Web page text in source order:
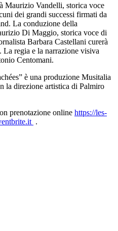
Maurizio Vandelli, storica voce
dei grandi successi firmati da
La conduzione della
Di Maggio, storica voce di
Barbara Castellani curerà
regia e la narrazione visiva
Centomani.
è una produzione Musitalia
la direzione artistica di Palmiro
prenotazione online https://les-
.